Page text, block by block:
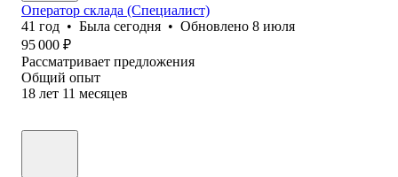
Оператор склада (Специалист)
41 год • Была сегодня • Обновлено 8 июля
95 000 ₽
Рассматривает предложения
Общий опыт
18 лет 11 месяцев